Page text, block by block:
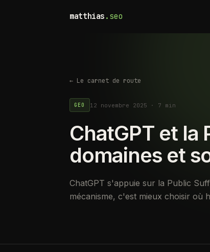
matthias .seo
← Le carnet de route
GEO 12 novembre 2025 · 7 min
ChatGPT et la
domaines et
ChatGPT s'appuie sur la Public
mécanisme, c'est mieux choisir où